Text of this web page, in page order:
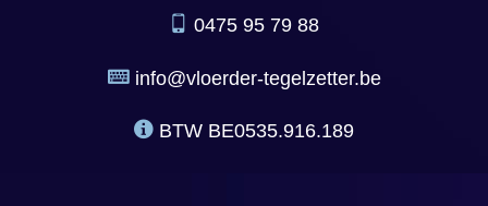
0475 95 79 88
info@vloerder-tegelzetter.be
BTW BE0535.916.189